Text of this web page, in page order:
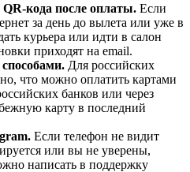
кода после оплаты. Если
за день до вылета или уже в
курьера или идти в салон
приходят на email.
Для российских
что можно оплатить картами
банков или через
карту в последний
Если телефон не видит
или вы не уверены,
написать в поддержку